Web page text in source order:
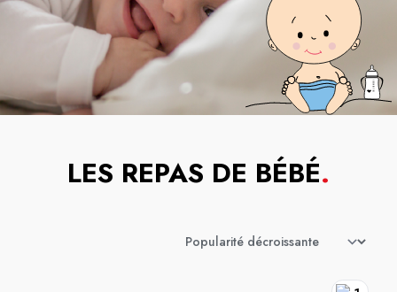
LES REPAS DE BÉBÉ.